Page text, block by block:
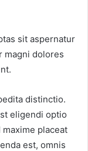
sit aspernatur
magni dolores
distinctio.
eligendi optio
maxime placeat
est, omnis